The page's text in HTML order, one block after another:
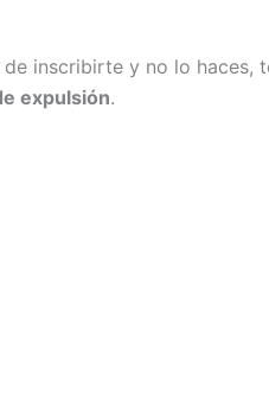
inscribirte y no lo haces,
expulsión.